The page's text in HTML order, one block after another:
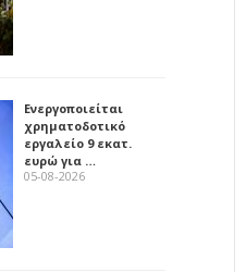
Ενεργοποιείται
χρηματοδοτικό
εργαλείο 9 εκατ.
ευρώ για …
05-08-2026